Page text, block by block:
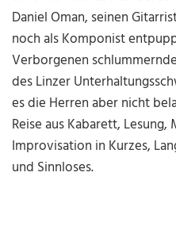
Daniel Oman, seinen
noch als Komponist
Verborgenen
des Linzer
es die Herren aber nicht
Reise aus Kabarett, Lesung,
Improvisation in Kurzes,
und Sinnloses.